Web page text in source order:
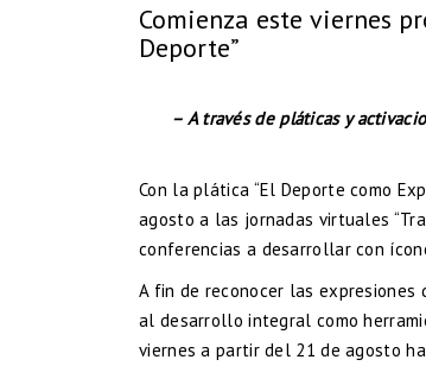
Comienza este viernes
Deporte”
– A través de pláticas y
Con la plática “El Deporte como
agosto a las jornadas virtuales
conferencias a desarrollar con
A fin de reconocer las expresiones
al desarrollo integral como
viernes a partir del 21 de agosto